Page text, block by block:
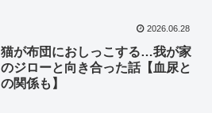
2026.06.28
猫が布団におしっこする…我が家
のジローと向き合った話【血尿と
の関係も】